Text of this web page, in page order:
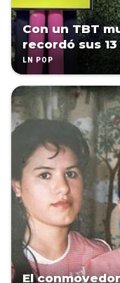
Con un TBT
recordó sus
LN POP
El